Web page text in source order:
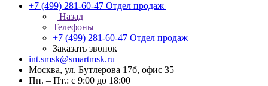
+7 (499) 281-60-47 Отдел продаж
Назад
Телефоны
+7 (499) 281-60-47 Отдел продаж
Заказать звонок
int.smsk@smartmsk.ru
Москва, ул. Бутлерова 17б, офис 35
Пн. – Пт.: с 9:00 до 18:00